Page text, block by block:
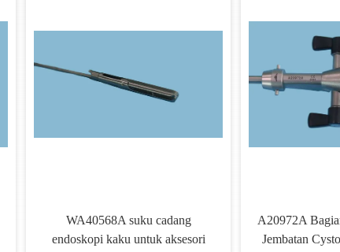
WA40568A suku cadang
endoskopi kaku untuk aksesori
A20972A
Jembatan